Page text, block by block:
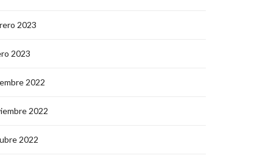
2023
2023
2022
2022
2022